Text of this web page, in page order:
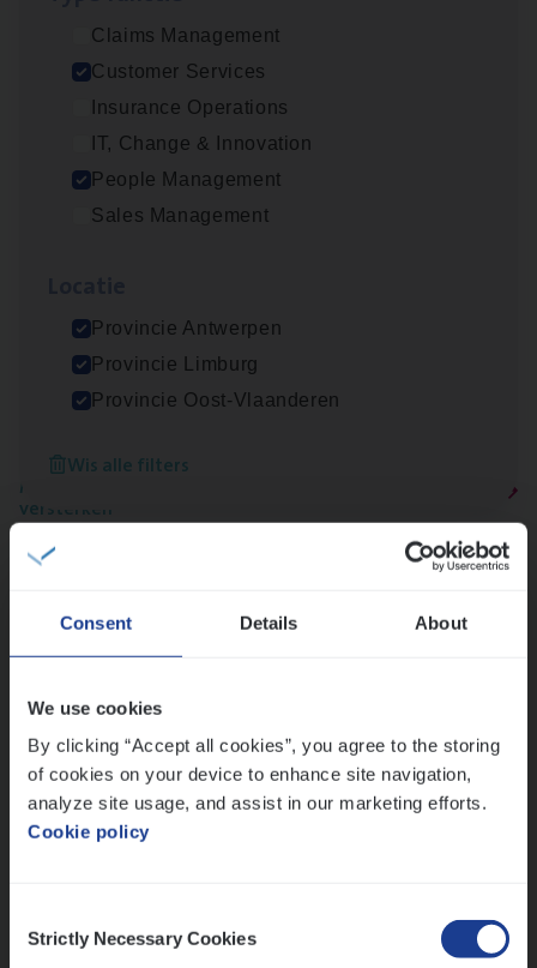
Consent Details About
We use cookies
By clicking “Accept all cookies”, you agree to the storing
of cookies on your device to enhance site navigation,
analyze site usage, and assist in our marketing efforts.
Cookie policy
Selection
Strictly Necessary Cookies
Claims Management
Customer Services
Insurance Operations
IT, Change & Innovation
People Management
Sales Management
Provincie Antwerpen
Provincie Limburg
Provincie Oost-Vlaanderen
Wis alle filters
Busi­ness Mana­ger Mari­ne Cargo
People Management, Sales Management
Antwerpen
Cus­to­mer Care Expert
Antwerpen
Meer dan collega’s: hoe Julie en Aurélie elkaar
versterken
Mathias houdt van diepgaande dossiers én droge
humor
Thalia zoekt graag oplossingen, in games én op het
werk
Ons sollicitatieproces